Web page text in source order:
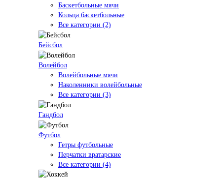
Баскетбольные мячи
Кольца баскетбольные
Все категории (2)
Бейсбол
Волейбол
Волейбольные мячи
Наколенники волейбольные
Все категории (3)
Гандбол
Футбол
Гетры футбольные
Перчатки вратарские
Все категории (4)